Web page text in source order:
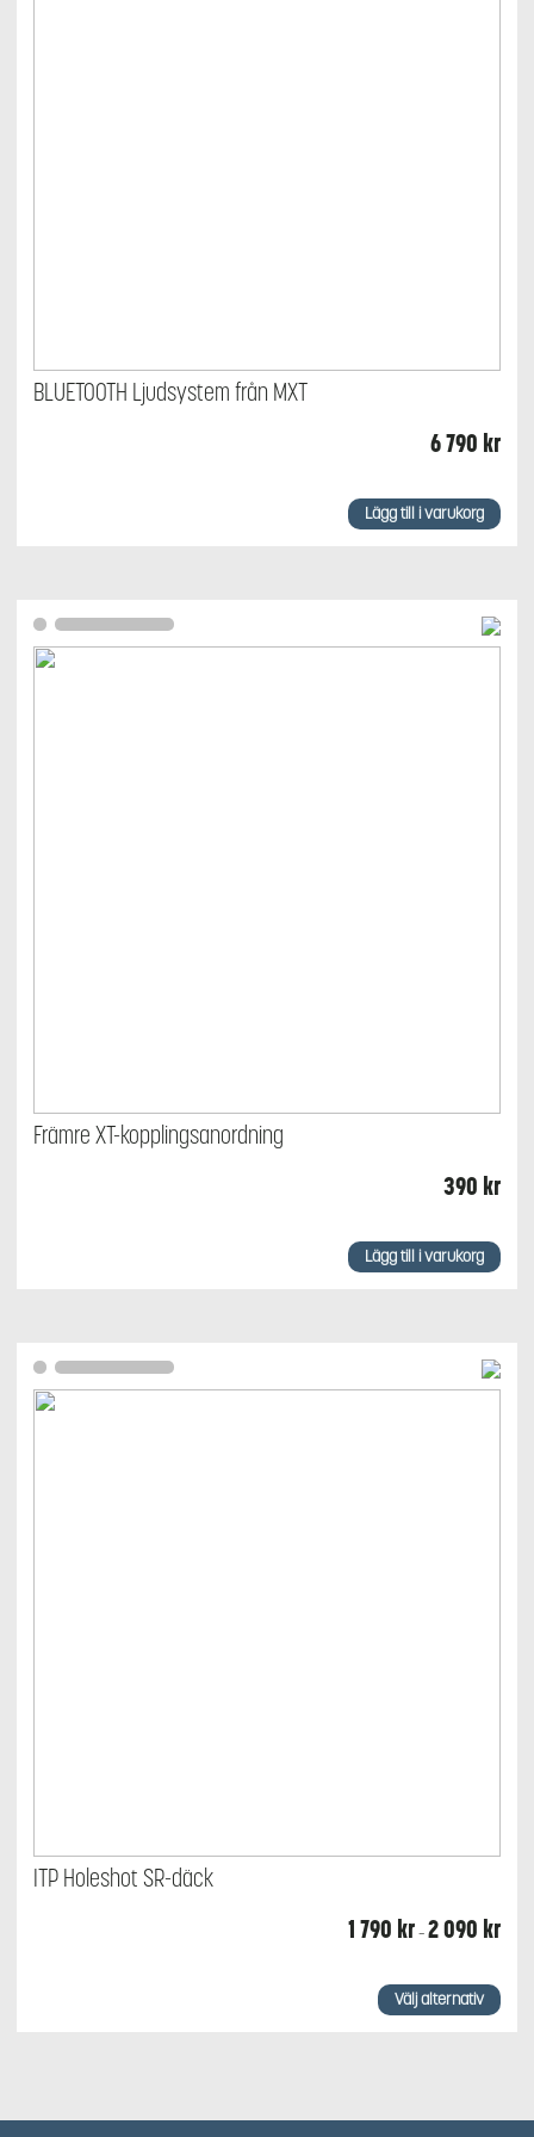
BLUETOOTH Ljudsystem från MXT
6 790 kr
Lägg till i varukorg
Främre XT-kopplingsanordning
390 kr
Lägg till i varukorg
ITP Holeshot SR-däck
1 790 kr–2 090 kr
2
090
Välj alternativ
olika